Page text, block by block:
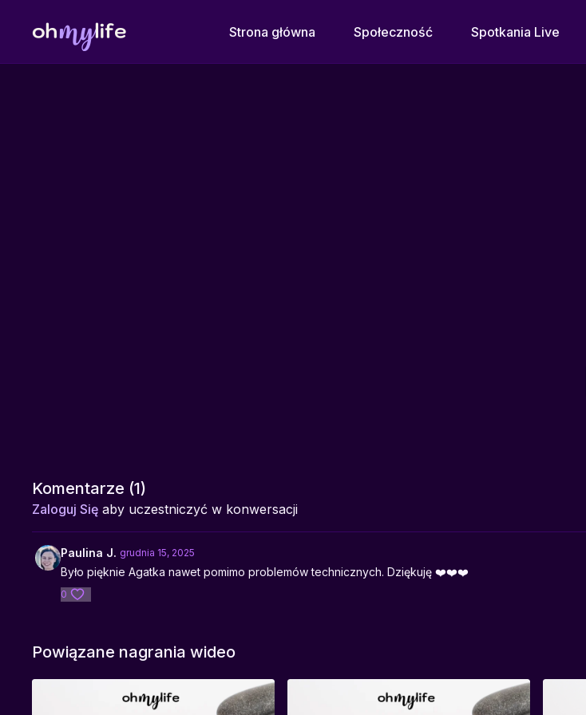
Strona główna Społeczność Spotkania Live
Komentarze (1)
Zaloguj Się aby uczestniczyć w konwersacji
Paulina J. grudnia 15, 2025
Było pięknie Agatka nawet pomimo problemów technicznych. Dziękuję ❤️❤️❤️
0
Powiązane nagrania wideo